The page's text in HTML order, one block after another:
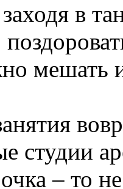
в
мешать
студии
– то